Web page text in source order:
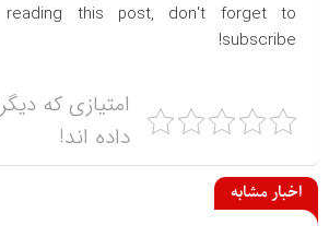
this post, don't forget to
subscribe!
امتیازی که
داده اند!
اخبار مشابه